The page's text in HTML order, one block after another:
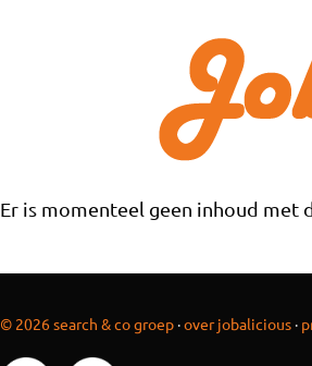
Er is momenteel geen inhoud met
© 2026 search & co groep·over jobalicious·